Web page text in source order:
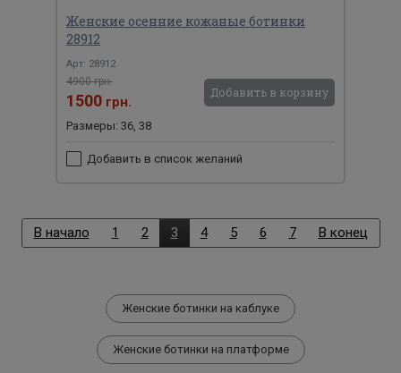
Женские осенние кожаные ботинки
28912
Арт: 28912
4900 грн.
1500 грн.
Добавить в корзину
Размеры: 36, 38
Добавить в список желаний
В начало 1 2 3 4 5 6 7 В конец
Женские ботинки на каблуке
Женские ботинки на платформе